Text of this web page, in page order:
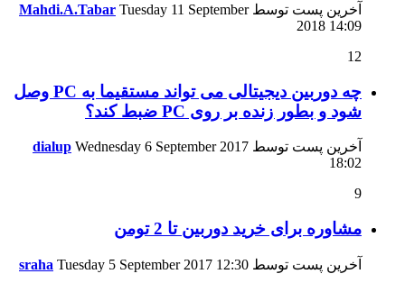
آخرین پست توسط Mahdi.A.Tabar Tuesday 11 September
2018 14:09
12
چه دوربین دیجیتالی می تواند مستقیما به PC وصل
شود و بطور زنده بر روی PC ضبط کند؟
آخرین پست توسط dialup Wednesday 6 September 2017
18:02
9
مشاوره برای خرید دوربین تا 2 تومن
آخرین پست توسط sraha Tuesday 5 September 2017 12:30